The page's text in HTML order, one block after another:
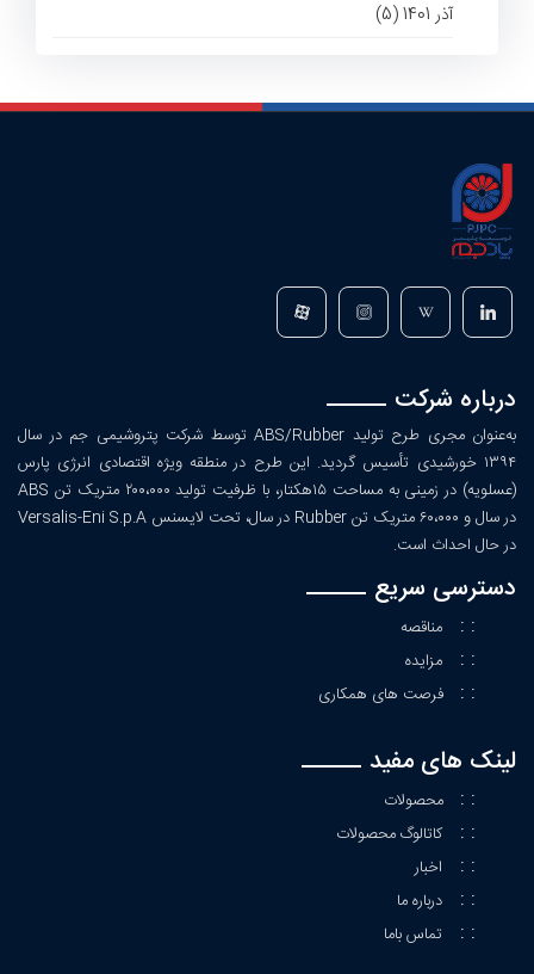
آذر 1401 (5)
درباره شرکت
به‌عنوان مجری طرح تولید ABS/Rubber توسط شرکت پتروشیمی جم در سال
۱۳۹۴ خورشیدی تأسیس گردید. این طرح در منطقه ویژه اقتصادی انرژی پارس
(عسلویه) در زمینی به مساحت ۱۵هکتار، با ظرفیت تولید ۲۰۰،۰۰۰ متریک تن ABS
در سال و ۶۰،۰۰۰ متریک تن Rubber در سال، تحت لایسنس Versalis-Eni S.p.A
در حال احداث است.
دسترسی سریع
: : مناقصه
: : مزایده
: : فرصت های همکاری
لینک های مفید
: : محصولات
: :کاتالوگ محصولات
: : اخبار
: : درباره ما
: : تماس باما